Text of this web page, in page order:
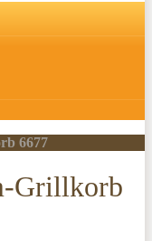
6677
Grillkorb